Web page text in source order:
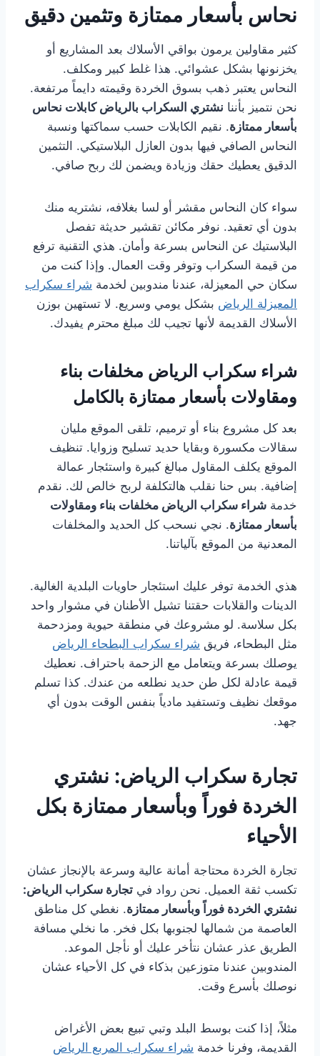
نحاس بأسعار ممتازة وتثمين دقيق
كثير مقاولين يرمون بواقي الأسلاك بعد المشاريع أو
يخزنونها بشكل عشوائي. هذا غلط كبير ومكلف.
النحاس يعتبر ذهب بسوق الخردة وقيمته دايماً مرتفعة.
نحن نتميز بأننا نشتري السكراب بالرياض كابلات نحاس
بأسعار ممتازة. نقيم الكابلات حسب سماكتها ونسبة
النحاس الصافي فيها بدون العازل البلاستيكي. التثمين
الدقيق يعطيك حقك وزيادة ويضمن لك ربح صافي.
سواء كان النحاس مقشر أو لسا بغلافه، نشتريه منك
بدون أي تعقيد. نوفر مكائن تقشير حديثة تفصل
البلاستيك عن النحاس بسرعة وأمان. هذي التقنية ترفع
من قيمة السكراب وتوفر وقت العمال. وإذا كنت من
سكان حي المعيزلة، عندنا مندوبين لخدمة شراء سكراب
المعيزلة الرياض بشكل يومي وسريع. لا تستهين بوزن
الأسلاك القديمة لأنها تجيب لك مبلغ محترم يفيدك.
شراء سكراب الرياض مخلفات بناء
ومقاولات بأسعار ممتازة بالكامل
بعد كل مشروع بناء أو ترميم، تلقى الموقع مليان
سقالات مكسورة وبقايا حديد تسليح وزوايا. تنظيف
الموقع يكلف المقاول مبالغ كبيرة واستئجار عمالة
إضافية. بس حنا نقلب هالتكلفة لربح خالص لك. نقدم
خدمة شراء سكراب الرياض مخلفات بناء ومقاولات
بأسعار ممتازة. نجي نسحب كل الحديد والمخلفات
المعدنية من الموقع بآلياتنا.
هذي الخدمة توفر عليك استئجار حاويات البلدية الغالية.
الدينات والقلابات حقتنا تشيل الأطنان في مشوار واحد
بكل سلاسة. لو مشروعك في منطقة حيوية ومزدحمة
مثل البطحاء، فريق شراء سكراب البطحاء الرياض
يوصلك بسرعة ويتعامل مع الزحمة باحتراف. نعطيك
قيمة عادلة لكل طن حديد نطلعه من عندك. كذا تسلم
موقعك نظيف وتستفيد مادياً بنفس الوقت بدون أي
جهد.
تجارة سكراب الرياض: نشتري
الخردة فوراً وبأسعار ممتازة بكل
الأحياء
تجارة الخردة محتاجة أمانة عالية وسرعة بالإنجاز عشان
تكسب ثقة العميل. نحن رواد في تجارة سكراب الرياض:
نشتري الخردة فوراً وبأسعار ممتازة. نغطي كل مناطق
العاصمة من شمالها لجنوبها بكل فخر. ما نخلي مسافة
الطريق عذر عشان نتأخر عليك أو نأجل الموعد.
المندوبين عندنا متوزعين بذكاء في كل الأحياء عشان
نوصلك بأسرع وقت.
مثلاً، إذا كنت بوسط البلد وتبي تبيع بعض الأغراض
القديمة، وفرنا خدمة شراء سكراب المربع الرياض